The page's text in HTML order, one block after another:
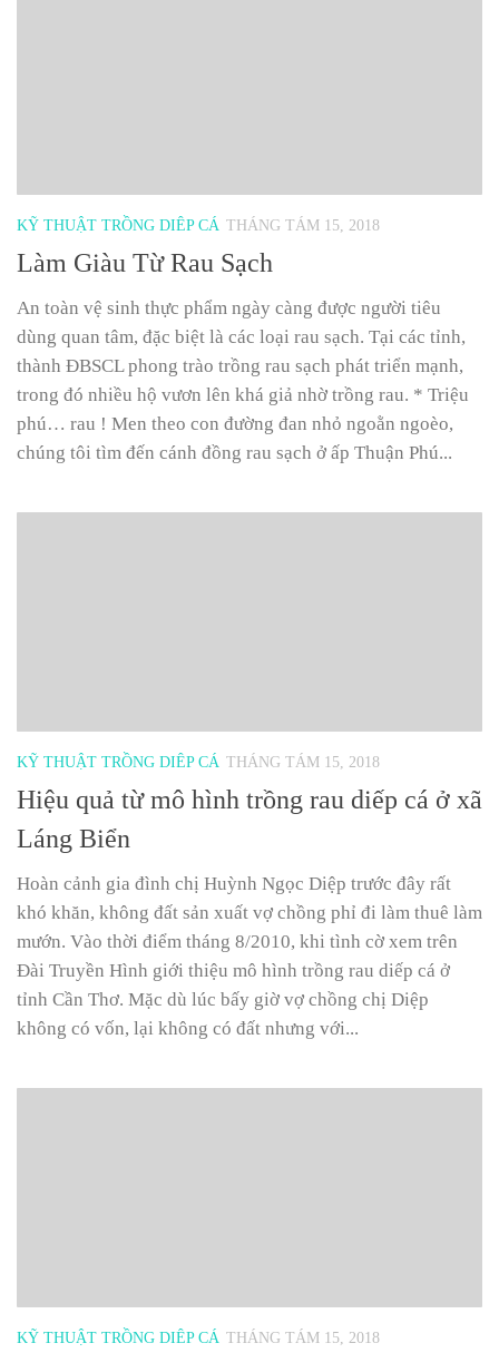
KỸ THUẬT TRỒNG DIÊP CÁ THÁNG TÁM 15, 2018
Làm Giàu Từ Rau Sạch
An toàn vệ sinh thực phẩm ngày càng được người tiêu
dùng quan tâm, đặc biệt là các loại rau sạch. Tại các tỉnh,
thành ĐBSCL phong trào trồng rau sạch phát triển mạnh,
trong đó nhiều hộ vươn lên khá giả nhờ trồng rau. * Triệu
phú… rau ! Men theo con đường đan nhỏ ngoằn ngoèo,
chúng tôi tìm đến cánh đồng rau sạch ở ấp Thuận Phú...
KỸ THUẬT TRỒNG DIÊP CÁ THÁNG TÁM 15, 2018
Hiệu quả từ mô hình trồng rau diếp cá ở xã
Láng Biển
Hoàn cảnh gia đình chị Huỳnh Ngọc Diệp trước đây rất
khó khăn, không đất sản xuất vợ chồng phỉ đi làm thuê làm
mướn. Vào thời điểm tháng 8/2010, khi tình cờ xem trên
Đài Truyền Hình giới thiệu mô hình trồng rau diếp cá ở
tỉnh Cần Thơ. Mặc dù lúc bấy giờ vợ chồng chị Diệp
không có vốn, lại không có đất nhưng với...
KỸ THUẬT TRỒNG DIÊP CÁ THÁNG TÁM 15, 2018